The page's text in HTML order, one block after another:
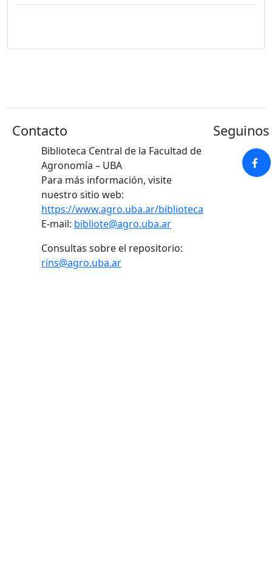
Contacto
Biblioteca Central de la Facultad de
Agronomía – UBA
Para más información, visite
nuestro sitio web:
https://www.agro.uba.ar/biblioteca
E-mail: bibliote@agro.uba.ar
Consultas sobre el repositorio:
rins@agro.uba.ar